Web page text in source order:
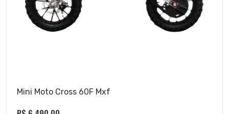
Mini Moto Cross 60F Mxf